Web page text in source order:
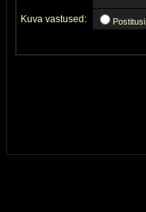
Kuva vastused: Postitusi